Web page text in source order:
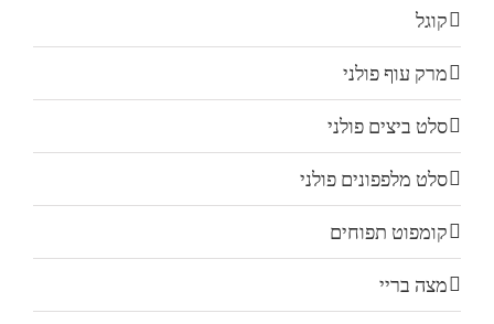
קוגל
מרק עוף פולני
סלט ביצים פולני
סלט מלפפונים פולני
קומפוט תפוחים
מצה בריי